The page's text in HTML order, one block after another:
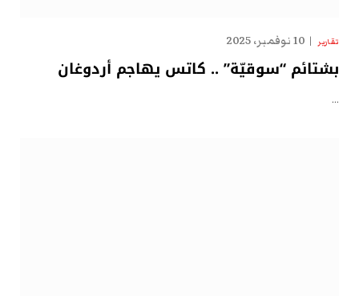
تقارير 10 نوفمبر، 2025
بشتائم “سوقيّة” .. كاتس يهاجم أردوغان
…